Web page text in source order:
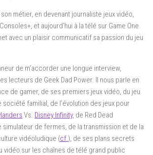
son métier, en devenant journaliste jeux vidéo,
et aujourd’hui à la télé sur Game One
avec un plaisir communicatif sa passion du jeu
de m’accorder une longue interview,
lecteurs de Geek Dad Power. Il nous parle en
de gamer, de ses premiers jeux vidéo, du jeu
familial, de l’évolution des jeux pour
Vs. Disney Infinity, de Red Dead
de fermes, de la transmission et de la
vidéoludique (cf.), de ses plans secrets
vidéo sur les chaînes de télé grand public